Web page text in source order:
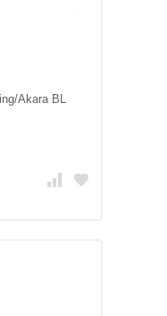
Akara BL